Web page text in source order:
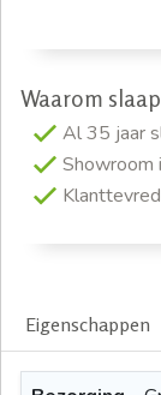
Waarom
Al 35 jaar
Showroom
Eigenschappen